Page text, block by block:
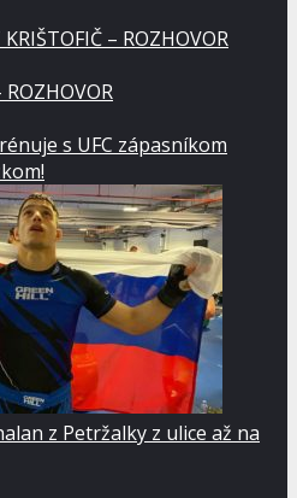
– ROZHOVOR
s UFC zápasníkom
z Petržalky z ulice až na